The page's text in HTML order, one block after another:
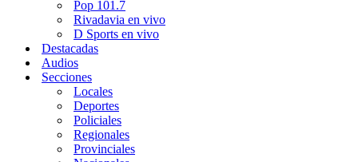
Pop 101.7
Rivadavia en vivo
D Sports en vivo
Destacadas
Audios
Secciones
Locales
Deportes
Policiales
Regionales
Provinciales